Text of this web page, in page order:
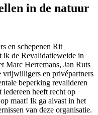
in de natuur
en schepenen Rit
ik de Revalidatieweide in
Marc Herremans, Jan Ruts
vrijwilligers en privépartners
beperking revalideren
heeft recht op
maat! Ik ga alvast in het
van deze organisatie.